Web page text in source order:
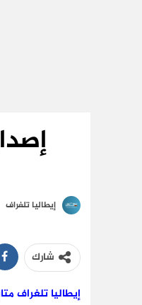
إيطاليا تلغراف
شارك
إيطاليا تلغراف